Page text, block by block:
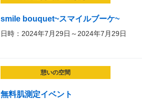
smile bouquet~スマイルブーケ~
日時：2024年7月29日～2024年7月29日
憩いの空間
無料肌測定イベント